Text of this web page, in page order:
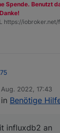
119 kB in 2s
package lists...
package
state
Spende. Benutzt
https://iobroker.net/
kam mit
gerade gerückt.
Aug. 2022, 17:43
von
Benötige
influxdb2 an